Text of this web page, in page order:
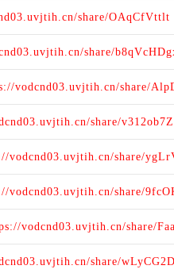
share/OAqCfVttlt
share/
vodcnd03.uvjtih.cn/share/
share/
vodcnd03.uvjtih.cn/share/
vodcnd03.uvjtih.cn/share/
vodcnd03.uvjtih.cn/share/
share/